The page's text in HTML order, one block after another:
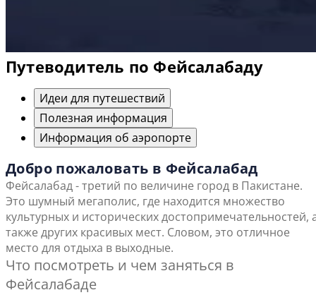
Путеводитель по Фейсалабаду
Идеи для путешествий
Полезная информация
Информация об аэропорте
Добро пожаловать в Фейсалабад
Фейсалабад - третий по величине город в Пакистане.
Это шумный мегаполис, где находится множество
культурных и исторических достопримечательностей,
также других красивых мест. Словом, это отличное
место для отдыха в выходные.
Что посмотреть и чем заняться в
Фейсалабаде